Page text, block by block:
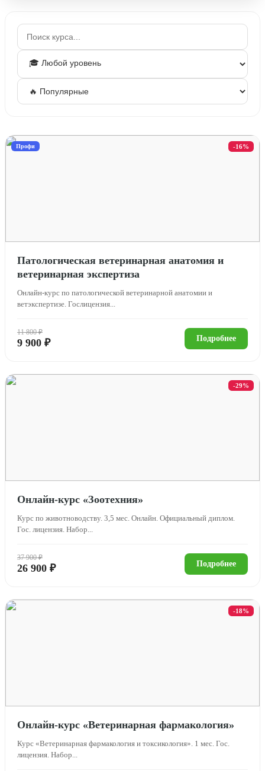
-16%
Профи
Патологическая ветеринарная анатомия и
ветеринарная экспертиза
Онлайн-курс по патологической ветеринарной анатомии и
ветэкспертизе. Гослицензия...
11 800 ₽
9 900 ₽ Подробнее
-29%
Онлайн-курс «Зоотехния»
Курс по животноводству. 3,5 мес. Онлайн. Официальный диплом.
Гос. лицензия. Набор...
37 900 ₽
26 900 ₽ Подробнее
-18%
Онлайн-курс «Ветеринарная фармакология»
Курс «Ветеринарная фармакология и токсикология». 1 мес. Гос.
лицензия. Набор...